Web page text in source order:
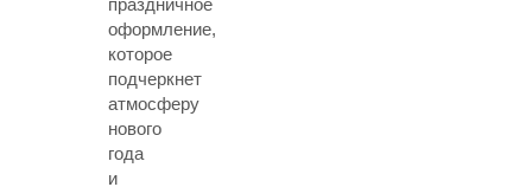
праздничное
оформление,
которое
подчеркнет
атмосферу
нового
года
и